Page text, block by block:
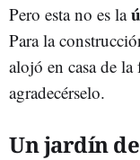
Pero esta no es la
Para la
alojó en casa de
agradecérselo.
Un jardín